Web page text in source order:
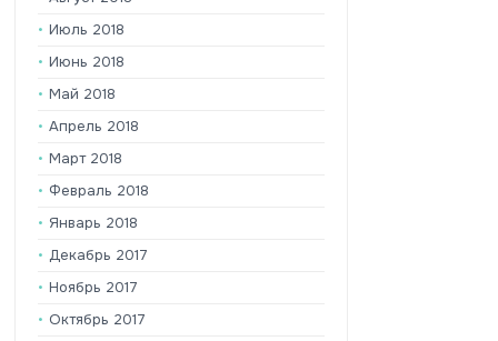
Июль 2018
Июнь 2018
Май 2018
Апрель 2018
Март 2018
Февраль 2018
Январь 2018
Декабрь 2017
Ноябрь 2017
Октябрь 2017